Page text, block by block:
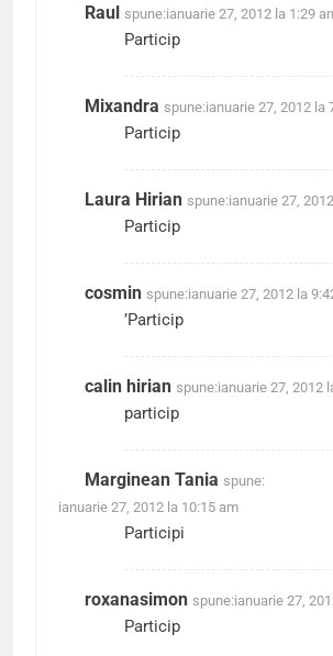
Raul spune:ianuarie 27, 2012 la 1:29
Particip
Mixandra spune:ianuarie 27, 2012 la
Particip
Laura Hirian spune:ianuarie 27,
Particip
cosmin spune:ianuarie 27, 2012 la
’Particip
calin hirian spune:ianuarie 27, 2012
particip
Marginean Tania spune:
ianuarie 27, 2012 la 10:15 am
Participi
roxanasimon spune:ianuarie 27,
Particip